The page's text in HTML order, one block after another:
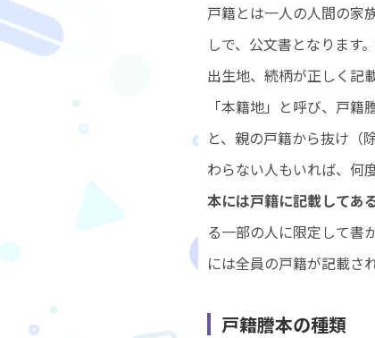
戸籍とは一人の人間の家
しで、公文書となります
出生地、続柄が正しく記
「本籍地」と呼び、戸
と、親の戸籍から抜け（
わらない人もいれば、何
本には戸籍に記載してあ
る一部の人に限定して書
には全員の戸籍が記載さ
戸籍謄本の種類